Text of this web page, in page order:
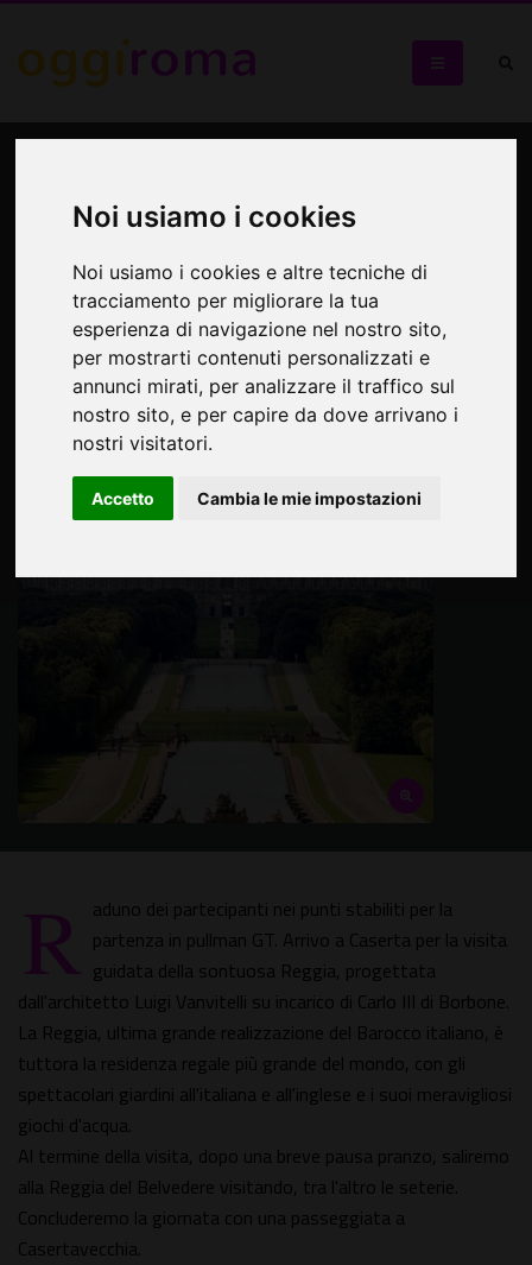
Noi usiamo i cookies
Noi usiamo i cookies e altre tecniche di
tracciamento per migliorare la tua
esperienza di navigazione nel nostro sito,
per mostrarti contenuti personalizzati e
annunci mirati, per analizzare il traffico sul
nostro sito, e per capire da dove arrivano i
nostri visitatori.
Accetto Cambia le mie impostazioni
scoperta del sogno di Re
Ferdinando
Visita guidata alla Reggia, al Belvedere e Seterie di San
Leucio e a Casertavecchia
R aduno dei partecipanti nei punti stabiliti per la
partenza in pullman GT. Arrivo a Caserta per la visita
guidata della sontuosa Reggia, progettata
dall'architetto Luigi Vanvitelli su incarico di Carlo III di Borbone.
La Reggia, ultima grande realizzazione del Barocco italiano, è
tuttora la residenza regale più grande del mondo, con gli
spettacolari giardini all'italiana e all'inglese e i suoi meravigliosi
giochi d'acqua.
Al termine della visita, dopo una breve pausa pranzo, saliremo
alla Reggia del Belvedere visitando, tra l'altro le seterie.
Concluderemo la giornata con una passeggiata a
Casertavecchia.